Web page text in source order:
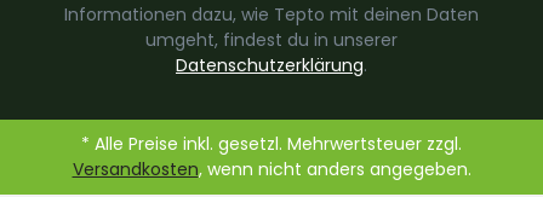
Informationen dazu, wie Tepto mit deinen Daten
umgeht, findest du in unserer
Datenschutzerklärung.
* Alle Preise inkl. gesetzl. Mehrwertsteuer zzgl.
Versandkosten, wenn nicht anders angegeben.